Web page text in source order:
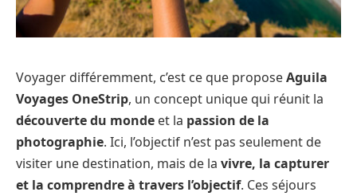
Voyager différemment, c’est ce que proposeAguila
Voyages OneStrip, un concept unique qui réunit la
découverte du monde et la passion de la
photographie. Ici, l’objectif n’est pas seulement de
visiter une destination, mais de la vivre, la capturer
et la comprendre à travers l’objectif. Ces séjours